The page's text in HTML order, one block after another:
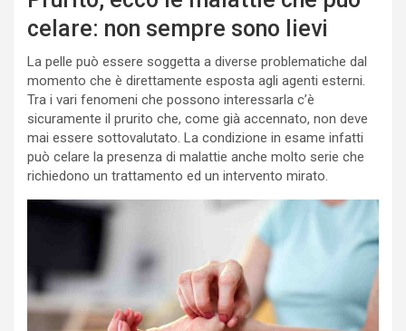
celare: non sempre sono lievi
La pelle può essere soggetta a diverse problematiche dal
momento che è direttamente esposta agli agenti esterni.
Tra i vari fenomeni che possono interessarla c’è
sicuramente il prurito che, come già accennato, non deve
mai essere sottovalutato. La condizione in esame infatti
può celare la presenza di malattie anche molto serie che
richiedono un trattamento ed un intervento mirato.